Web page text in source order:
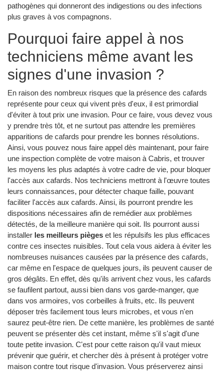
pathogènes qui donneront des indigestions ou des infections
plus graves à vos compagnons.
Pourquoi faire appel à nos
techniciens même avant les
signes d'une invasion ?
En raison des nombreux risques que la présence des cafards
représente pour ceux qui vivent près d'eux, il est primordial
d'éviter à tout prix une invasion. Pour ce faire, vous devez vous
y prendre très tôt, et ne surtout pas attendre les premières
apparitions de cafards pour prendre les bonnes résolutions.
Ainsi, vous pouvez nous faire appel dès maintenant, pour faire
une inspection complète de votre maison à Cabris, et trouver
les moyens les plus adaptés à votre cadre de vie, pour bloquer
l'accès aux cafards. Nos techniciens mettront à l'œuvre toutes
leurs connaissances, pour détecter chaque faille, pouvant
faciliter l'accès aux cafards. Ainsi, ils pourront prendre les
dispositions nécessaires afin de remédier aux problèmes
détectés, de la meilleure manière qui soit. Ils pourront aussi
installer les meilleurs pièges et les répulsifs les plus efficaces
contre ces insectes nuisibles. Tout cela vous aidera à éviter les
nombreuses nuisances causées par la présence des cafards,
car même en l'espace de quelques jours, ils peuvent causer de
gros dégâts. En effet, dès qu'ils arrivent chez vous, les cafards
se faufilent partout, aussi bien dans vos garde-manger, que
dans vos armoires, vos corbeilles à fruits, etc. Ils peuvent
déposer très facilement tous leurs microbes, et vous n'en
saurez peut-être rien. De cette manière, les problèmes de santé
peuvent se présenter dès cet instant, même s'il s'agit d'une
toute petite invasion. C'est pour cette raison qu'il vaut mieux
prévenir que guérir, et chercher dès à présent à protéger votre
maison contre tout risque d'invasion. Vous préserverez ainsi